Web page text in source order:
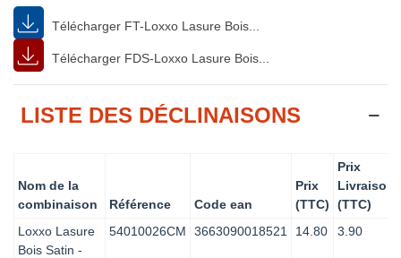
Télécharger FT-Loxxo Lasure Bois...
Télécharger FDS-Loxxo Lasure Bois...
LISTE DES DÉCLINAISONS
Nom de la
combinaison
Référence Code ean
Prix
(TTC)
Prix
Livraison
(TTC)
Loxxo Lasure
Bois Satin -
54010026CM 3663090018521 14.80 3.90